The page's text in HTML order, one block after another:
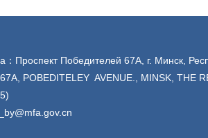
：Проспект Победителей 67А, г. Минск,
POBEDITELEY AVENUE., MINSK, THE